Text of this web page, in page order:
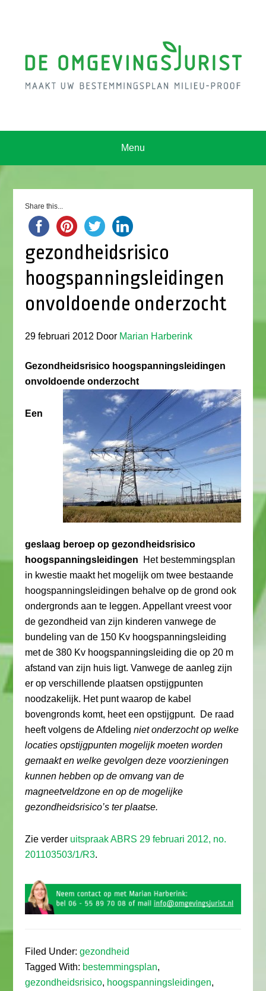
Menu
Share this...
gezondheidsrisico
hoogspanningsleidingen
onvoldoende onderzocht
29 februari 2012 Door Marian Harberink
Gezondheidsrisico hoogspanningsleidingen
onvoldoende onderzocht
Een
geslaag beroep op gezondheidsrisico
hoogspanningsleidingen Het bestemmingsplan
in kwestie maakt het mogelijk om twee bestaande
hoogspanningsleidingen behalve op de grond ook
ondergronds aan te leggen. Appellant vreest voor
de gezondheid van zijn kinderen vanwege de
bundeling van de 150 Kv hoogspanningsleiding
met de 380 Kv hoogspanningsleiding die op 20 m
afstand van zijn huis ligt. Vanwege de aanleg zijn
er op verschillende plaatsen opstijgpunten
noodzakelijk. Het punt waarop de kabel
bovengronds komt, heet een opstijgpunt. De raad
heeft volgens de Afdelingniet onderzocht op welke
locaties opstijgpunten mogelijk moeten worden
gemaakt en welke gevolgen deze voorzieningen
kunnen hebben op de omvang van de
magneetveldzone en op de mogelijke
gezondheidsrisico’s ter plaatse.
Zie verder uitspraak ABRS 29 februari 2012, no.
201103503/1/R3.
Filed Under:gezondheid
Tagged With: bestemmingsplan,
gezondheidsrisico, hoogspanningsleidingen,